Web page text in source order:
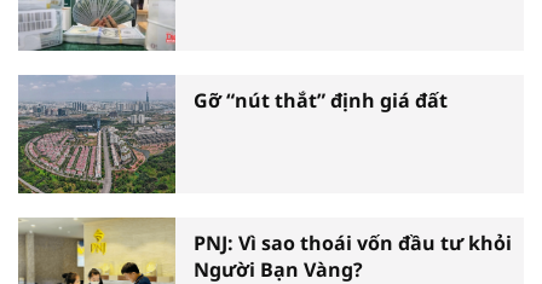
Gỡ “nút thắt” định giá đất
PNJ: Vì sao thoái vốn đầu tư khỏi
Người Bạn Vàng?